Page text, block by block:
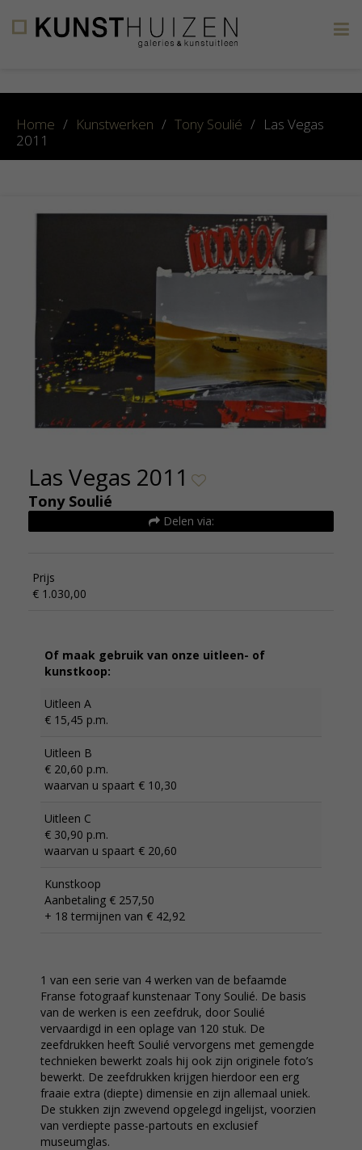
Home / Kunstwerken / Tony Soulié / Las Vegas
2011
Las Vegas 2011
Tony Soulié
Delen via:
Prijs
€ 1.030,00
Of maak gebruik van onze uitleen- of
kunstkoop:
Uitleen A
€ 15,45 p.m.
Uitleen B
€ 20,60 p.m.
waarvan u spaart € 10,30
Uitleen C
€ 30,90 p.m.
waarvan u spaart € 20,60
Kunstkoop
Aanbetaling € 257,50
+ 18 termijnen van € 42,92
1 van een serie van 4 werken van de befaamde
Franse fotograaf kunstenaar Tony Soulié. De basis
van de werken is een zeefdruk, door Soulié
vervaardigd in een oplage van 120 stuk. De
zeefdrukken heeft Soulié vervorgens met gemengde
technieken bewerkt zoals hij ook zijn originele foto’s
bewerkt. De zeefdrukken krijgen hierdoor een erg
fraaie extra (diepte) dimensie en zijn allemaal uniek.
De stukken zijn zwevend opgelegd ingelijst, voorzien
van verdiepte passe-partouts en exclusief
museumglas.